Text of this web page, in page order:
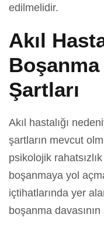
edilmelidir.
Akıl
Boşanma
Şartları
Akıl hastalığı
şartların mevcut
psikolojik
boşanmaya yol
içtihatlarında yer
boşanma